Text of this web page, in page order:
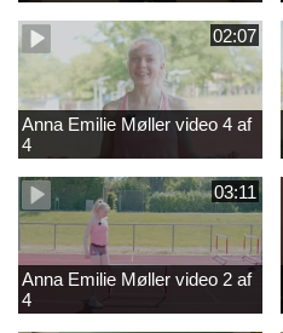
02:07
Anna Emilie Møller video 4 af
4
03:11
Anna Emilie Møller video 2 af
4